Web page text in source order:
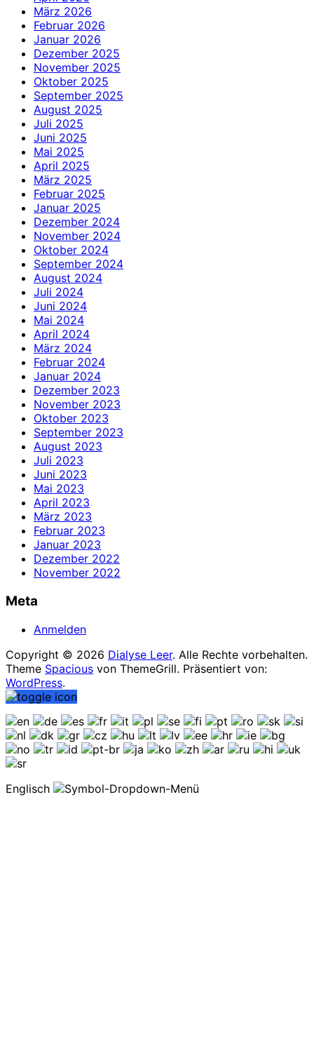
März 2026
Februar 2026
Januar 2026
Dezember 2025
November 2025
Oktober 2025
September 2025
August 2025
Juli 2025
Juni 2025
Mai 2025
April 2025
März 2025
Februar 2025
Januar 2025
Dezember 2024
November 2024
Oktober 2024
September 2024
August 2024
Juli 2024
Juni 2024
Mai 2024
April 2024
März 2024
Februar 2024
Januar 2024
Dezember 2023
November 2023
Oktober 2023
September 2023
August 2023
Juli 2023
Juni 2023
Mai 2023
April 2023
März 2023
Februar 2023
Januar 2023
Dezember 2022
November 2022
Meta
Anmelden
Copyright © 2026 Dialyse Leer. Alle Rechte vorbehalten.
Theme Spacious von ThemeGrill. Präsentiert von:
WordPress.
Englisch